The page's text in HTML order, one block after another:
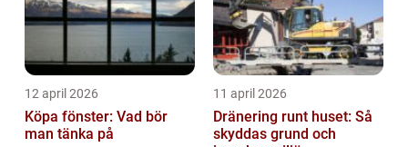
12 april 2026
Köpa fönster: Vad bör
man tänka på
11 april 2026
Dränering runt huset: Så
skyddas grund och